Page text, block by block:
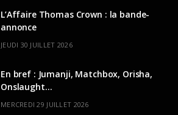
L’Affaire Thomas Crown : la bande-
annonce
JEUDI 30 JUILLET 2026
En bref : Jumanji, Matchbox, Orisha,
Onslaught…
MERCREDI 29 JUILLET 2026